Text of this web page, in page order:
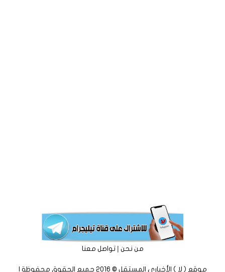
من نحن|تواصل معنا
موقع ( لا ) الأخباري المستقل © 2016 جميع الحقوق محفوظة |